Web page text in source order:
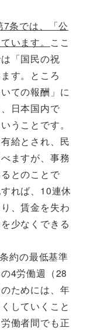
条では、「公
います。 ここ
「国民の祝
す。ところ
ての報酬」に
日本国内で
うことです。
給とされ、民
ますが、事務
とのことで
れば、10連休
、賃金を失わ
少なくできる
約の最低基準
4労働週（28
ためには、年
していくこと
働者間でも正